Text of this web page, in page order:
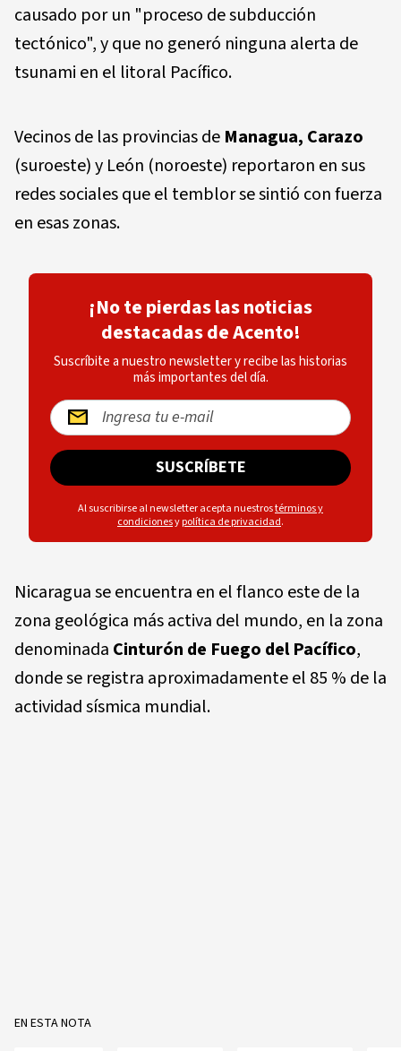
causado por un "proceso de subducción
tectónico", y que no generó ninguna alerta de
tsunami en el litoral Pacífico.
Vecinos de las provincias de Managua, Carazo
(suroeste) y León (noroeste) reportaron en sus
redes sociales que el temblor se sintió con fuerza
en esas zonas.
¡No te pierdas las noticias
destacadas de Acento!
Suscríbite a nuestro newsletter y recibe las historias
más importantes del día.
SUSCRÍBETE
Al suscribirse al newsletter acepta nuestrostérminos y
condicionesypolítica de privacidad.
Nicaragua se encuentra en el flanco este de la
zona geológica más activa del mundo, en la zona
denominada Cinturón de Fuego del Pacífico,
donde se registra aproximadamente el 85 % de la
actividad sísmica mundial.
EN ESTA NOTA